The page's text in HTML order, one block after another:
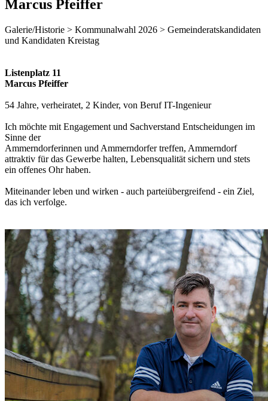
Marcus Pfeiffer
Galerie/Historie > Kommunalwahl 2026 > Gemeinderatskandidaten
und Kandidaten Kreistag
Listenplatz 11
Marcus Pfeiffer
54 Jahre, verheiratet, 2 Kinder, von Beruf IT-Ingenieur
Ich möchte mit Engagement und Sachverstand Entscheidungen im
Sinne der
Ammerndorferinnen und Ammerndorfertreffen, Ammerndorf
attraktiv für das Gewerbe halten, Lebensqualität sichern und stets
ein offenes Ohr haben.
Miteinander leben und wirken - auch parteiübergreifend - ein Ziel,
das ich verfolge.